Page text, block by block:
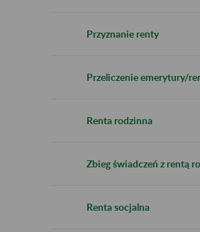
Przyznanie renty
Przeliczenie emerytury/
Renta rodzinna
Zbieg świadczeń z rentą
Renta socjalna